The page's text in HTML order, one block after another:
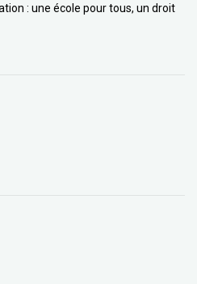
: une école pour tous, un droit